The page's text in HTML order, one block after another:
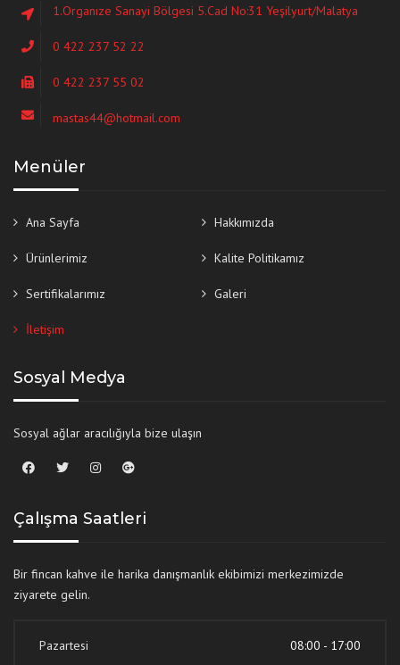
1.Organıze Sanayi Bölgesi 5.Cad No:31 Yeşilyurt/Malatya
0 422 237 52 22
0 422 237 55 02
mastas44@hotmail.com
Menüler
Ana Sayfa Hakkımızda
Ürünlerimiz Kalite Politikamız
Sertifikalarımız Galeri
İletişim
Sosyal Medya
Sosyal ağlar aracılığıyla bize ulaşın
Çalışma Saatleri
Bir fincan kahve ile harika danışmanlık ekibimizi merkezimizde
ziyarete gelin.
Pazartesi
08:00 - 17:00